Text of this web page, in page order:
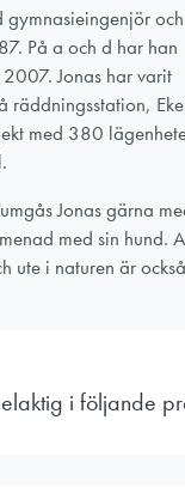
gymnasieingenjör och
På a och d har han
Jonas har varit
räddningsstation,
med 380
Jonas gärna
med sin hund.
ute i naturen är
i följande